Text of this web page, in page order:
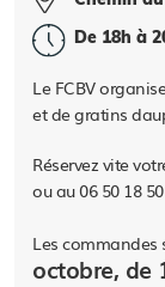
De 18h à
Le FCBV
et de gratins
Réservez vite
ou au 06 50 18
Les commandes
octobre, de